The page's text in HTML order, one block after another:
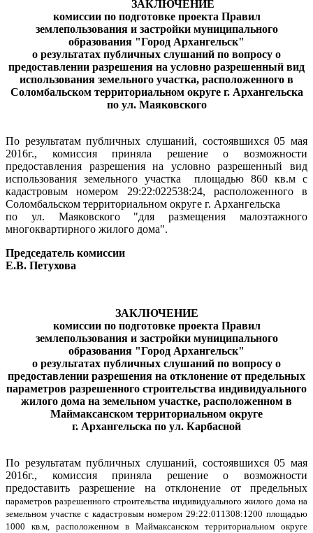
ЗАКЛЮЧЕНИЕ
комиссии по подготовке проекта Правил
землепользования и застройки муниципального
образования "Город Архангельск"
о результатах публичных слушаний по вопросу о
предоставлении разрешения на условно разрешенный вид
использования земельного участка, расположенного в
Соломбальском территориальном округе г. Архангельска
по ул. Маяковского
По результатам публичных слушаний, состоявшихся 05 мая
2016г., комиссия приняла решение о возможности
предоставления разрешения на условно разрешенный вид
использования земельного участка
площадью 860 кв.м с
кадастровым номером 29:22:022538:24, расположенного в
Соломбальском территориальном округе г. Архангельска
по ул. Маяковского "для размещения малоэтажного
многоквартирного жилого дома".
Председатель комиссии
Е.В. Петухова
ЗАКЛЮЧЕНИЕ
комиссии по подготовке проекта Правил
землепользования и застройки муниципального
образования "Город Архангельск"
о результатах публичных слушаний по вопросу о
предоставлении разрешения на отклонение от предельных
параметров разрешенного строительства индивидуального
жилого дома на земельном участке, расположенном в
Маймаксанском территориальном округе
г. Архангельска по ул. Карбасной
По результатам публичных слушаний, состоявшихся 05 мая
2016г., комиссия приняла решение о возможности
предоставить разрешение на отклонение от предельных
параметров разрешенного строительства индивидуального жилого дома на
земельном участке с кадастровым номером 29:22:011308:1200 площадью
1000 кв.м, расположенном в Маймаксанском территориальном округе